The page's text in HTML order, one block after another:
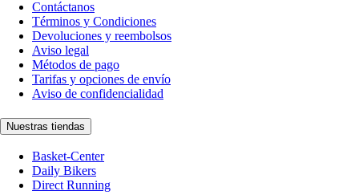
Contáctanos
Términos y Condiciones
Devoluciones y reembolsos
Aviso legal
Métodos de pago
Tarifas y opciones de envío
Aviso de confidencialidad
Nuestras tiendas
Basket-Center
Daily Bikers
Direct Running